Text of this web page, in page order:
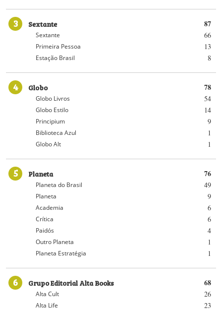
3 87
Sextante
66
Sextante
13
Primeira Pessoa
8
Estação Brasil
4 78
Globo
54
Globo Livros
14
Globo Estilo
9
Principium
1
Biblioteca Azul
1
Globo Alt
5 76
Planeta
49
Planeta do Brasil
9
Planeta
6
Academia
6
Crítica
4
Paidós
1
Outro Planeta
1
Planeta Estratégia
6 68
Grupo Editorial Alta Books
26
Alta Cult
23
Alta Life